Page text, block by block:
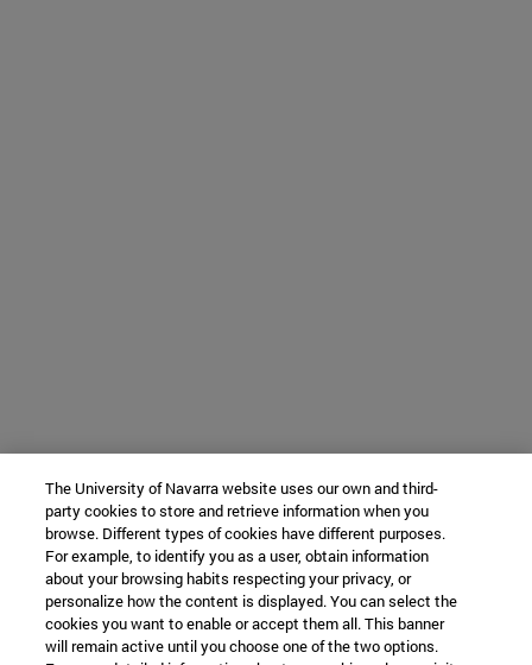
The University of Navarra website uses our own and third-
party cookies to store and retrieve information when you
browse. Different types of cookies have different purposes.
For example, to identify you as a user, obtain information
about your browsing habits respecting your privacy, or
personalize how the content is displayed. You can select the
cookies you want to enable or accept them all. This banner
will remain active until you choose one of the two options.